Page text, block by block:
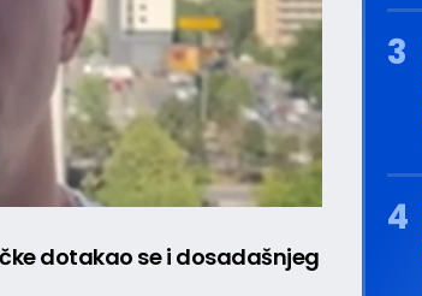
dotakao se i dosadašnjeg